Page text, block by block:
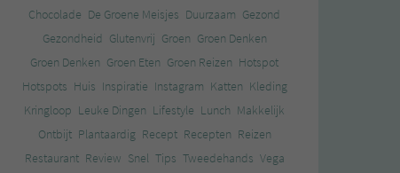
Chocolade De Groene Meisjes Duurzaam Gezond
Gezondheid Glutenvrij Groen Groen Denken
Groen Denken Groen Eten Groen Reizen Hotspot
Hotspots Huis Inspiratie Instagram Katten Kleding
Kringloop Leuke Dingen Lifestyle Lunch Makkelijk
Ontbijt Plantaardig Recept Recepten Reizen
Restaurant Review Snel Tips Tweedehands Vega